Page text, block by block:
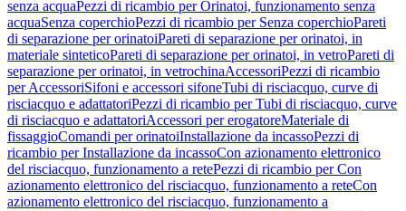
senza acquaPezzi di ricambio per Orinatoi, funzionamento senza
acquaSenza coperchioPezzi di ricambio per Senza coperchioPareti
di separazione per orinatoiPareti di separazione per orinatoi, in
materiale sinteticoPareti di separazione per orinatoi, in vetroPareti di
separazione per orinatoi, in vetrochinaAccessoriPezzi di ricambio
per AccessoriSifoni e accessori sifoneTubi di risciacquo, curve di
risciacquo e adattatoriPezzi di ricambio per Tubi di risciacquo, curve
di risciacquo e adattatoriAccessori per erogatoreMateriale di
fissaggioComandi per orinatoiInstallazione da incassoPezzi di
ricambio per Installazione da incassoCon azionamento elettronico
del risciacquo, funzionamento a retePezzi di ricambio per Con
azionamento elettronico del risciacquo, funzionamento a reteCon
azionamento elettronico del risciacquo, funzionamento a